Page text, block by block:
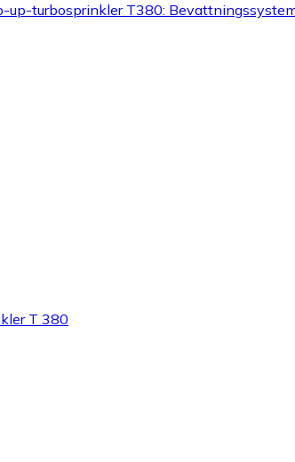
up-turbosprinkler T380:
T 380